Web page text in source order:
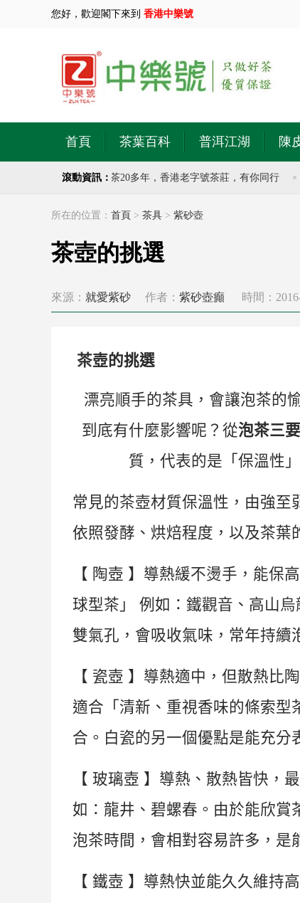
您好，歡迎閣下來到 香港中樂號
首頁 茶葉百科 普洱江湖 陳
滾動資訊：
莊，專注於古樹普洱茶20多年，香港老字號茶莊，有你同行
所在的位置： 首頁 > 茶具 > 紫砂壺
茶壺的挑選
來源： 就愛紫砂 作者： 紫砂壺癲 時間：
茶壺的挑選
漂亮順手的茶具，會讓泡茶的
到底有什麼影響呢？從泡茶三
質，代表的是「保溫性
常見的茶壺材質保溫性，由強至
依照發酵、烘焙程度，以及茶葉
【 陶壺 】導熱緩不燙手，能保
球型茶」
例如： 鐵觀音 、高山烏
雙氣孔，會吸收氣味，常年持續
【 瓷壺 】導熱適中，但散熱比
適合「清新、重視香味的條索型
合。白瓷的另一個優點是能充分
【 玻璃壺 】導熱、散熱皆快，
如：龍井、碧螺春。由於能欣賞
泡茶時間，會相對容易許多，是
【 鐵壺 】導熱快並能久久維持